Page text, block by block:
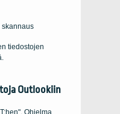
tiedostojen
Outlookiin
Ohjelma